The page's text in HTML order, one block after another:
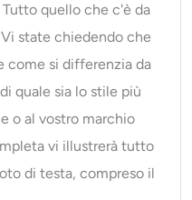
quello che c'è da
state chiedendo che
come si differenzia da
quale sia lo stile più
o al vostro marchio
vi illustrerà tutto
di testa, compreso il